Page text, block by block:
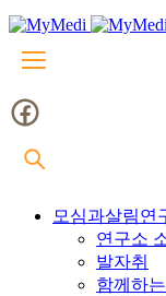
모심과살림연
연구소
발자취
함께하